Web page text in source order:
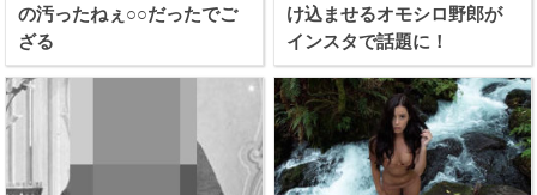
の汚ったねぇ○○だったでご
ざる
け込ませるオモシロ野郎が
インスタで話題に！